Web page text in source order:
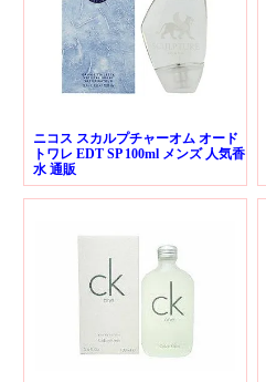
ニコス スカルプチャーオム オード
トワレ EDT SP 100ml メンズ 人気香
水 通販